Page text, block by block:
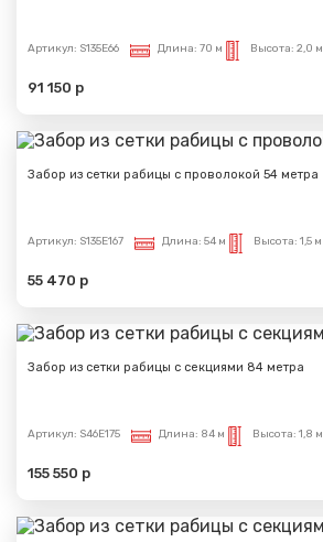
Артикул: S135E66 Длина: 70 м Высота: 2,0 м
91 150 р
Забор из сетки рабицы с проволокой 54 метра
Артикул: S135E167 Длина: 54 м Высота: 1,5 м
55 470 р
Забор из сетки рабицы с секциями 84 метра
Артикул: S46E175 Длина: 84 м Высота: 1,8 м
155 550 р